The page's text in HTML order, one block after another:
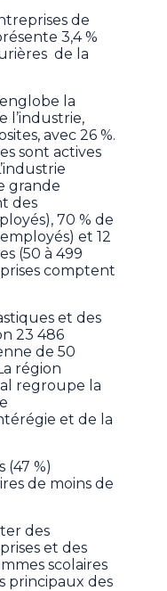
de
3,4 %
de la
la
l’industrie,
avec 26 %.
sont actives
grande
des
70 % de
et 12
(50 à 499
comptent
et des
23 486
de 50
région
regroupe la
et de la
(47 %)
de moins de
des
et des
scolaires
principaux des